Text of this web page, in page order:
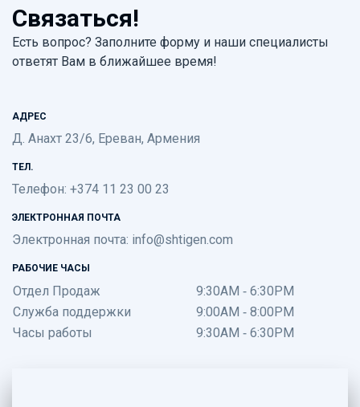
Связаться!
Есть вопрос? Заполните форму и наши специалисты
ответят Вам в ближайшее время!
АДРЕС
Д. Анахт 23/6, Ереван, Армения
ТЕЛ.
Телефон: +374 11 23 00 23
ЭЛЕКТРОННАЯ ПОЧТА
Электронная почта: info@shtigen.com
РАБОЧИЕ ЧАСЫ
Отдел Продаж
9:30AM - 6:30PM
Служба поддержки
9:00AM - 8:00PM
Часы работы
9:30AM - 6:30PM